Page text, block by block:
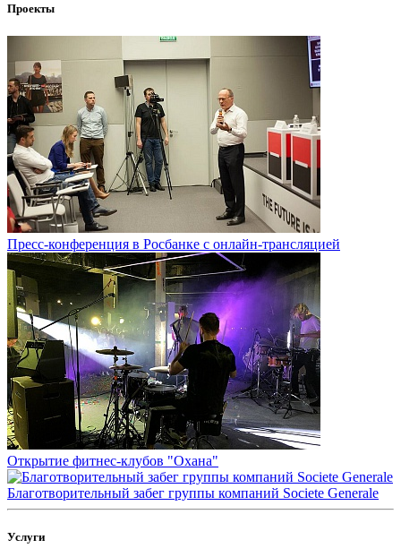
Проекты
Пресс-конференция в Росбанке с онлайн-трансляцией
Открытие фитнес-клубов "Охана"
Благотворительный забег группы компаний Societe Generale
Услуги